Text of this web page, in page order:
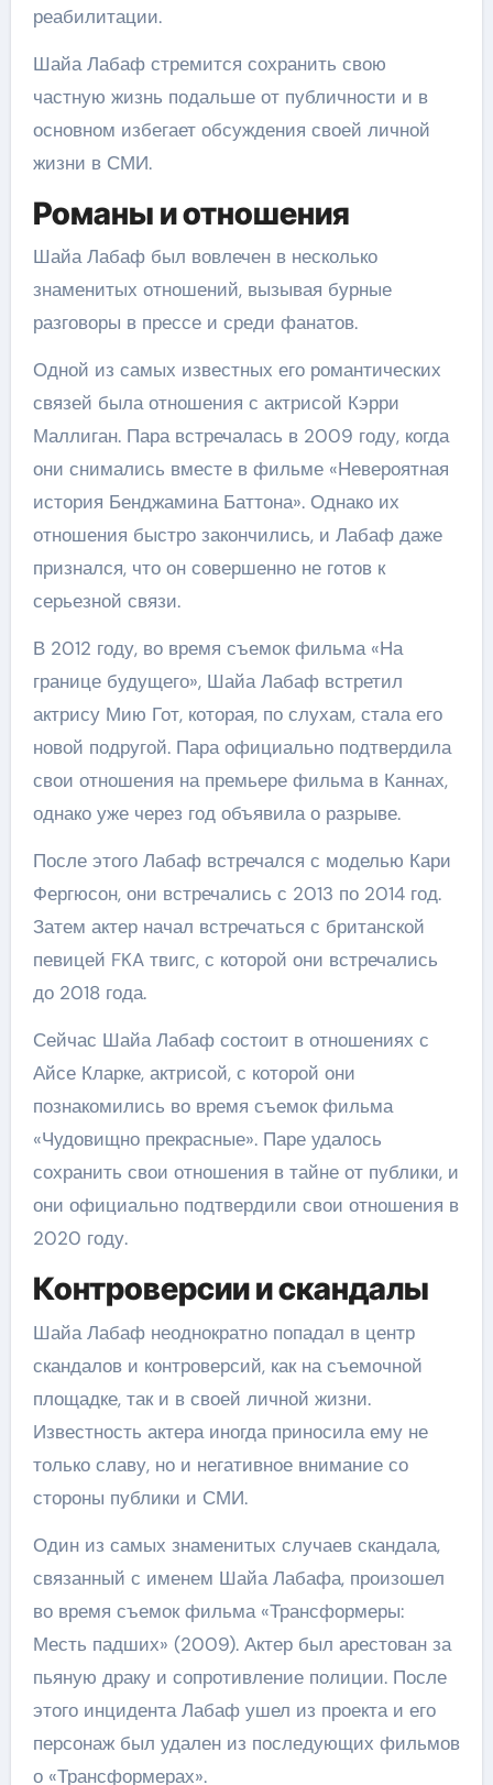
реабилитации.
Шайа Лабаф стремится сохранить свою
частную жизнь подальше от публичности и в
основном избегает обсуждения своей личной
жизни в СМИ.
Романы и отношения
Шайа Лабаф был вовлечен в несколько
знаменитых отношений, вызывая бурные
разговоры в прессе и среди фанатов.
Одной из самых известных его романтических
связей была отношения с актрисой Кэрри
Маллиган. Пара встречалась в 2009 году, когда
они снимались вместе в фильме «Невероятная
история Бенджамина Баттона». Однако их
отношения быстро закончились, и Лабаф даже
признался, что он совершенно не готов к
серьезной связи.
В 2012 году, во время съемок фильма «На
границе будущего», Шайа Лабаф встретил
актрису Мию Гот, которая, по слухам, стала его
новой подругой. Пара официально подтвердила
свои отношения на премьере фильма в Каннах,
однако уже через год объявила о разрыве.
После этого Лабаф встречался с моделью Кари
Фергюсон, они встречались с 2013 по 2014 год.
Затем актер начал встречаться с британской
певицей FKA твигс, с которой они встречались
до 2018 года.
Сейчас Шайа Лабаф состоит в отношениях с
Айсе Кларке, актрисой, с которой они
познакомились во время съемок фильма
«Чудовищно прекрасные». Паре удалось
сохранить свои отношения в тайне от публики, и
они официально подтвердили свои отношения в
2020 году.
Контроверсии и скандалы
Шайа Лабаф неоднократно попадал в центр
скандалов и контроверсий, как на съемочной
площадке, так и в своей личной жизни.
Известность актера иногда приносила ему не
только славу, но и негативное внимание со
стороны публики и СМИ.
Один из самых знаменитых случаев скандала,
связанный с именем Шайа Лабафа, произошел
во время съемок фильма «Трансформеры:
Месть падших» (2009). Актер был арестован за
пьяную драку и сопротивление полиции. После
этого инцидента Лабаф ушел из проекта и его
персонаж был удален из последующих фильмов
о «Трансформерах».